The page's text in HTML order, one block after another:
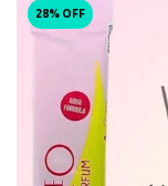
28% OFF